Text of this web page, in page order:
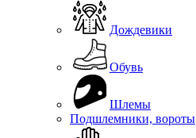
Дождевики
Обувь
Шлемы
Подшлемники, вороты